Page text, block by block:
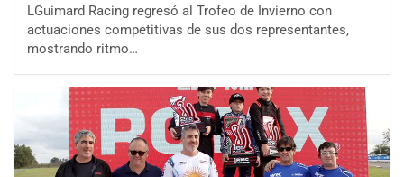
LGuimard Racing regresó al Trofeo de Invierno con
actuaciones competitivas de sus dos representantes,
mostrando ritmo…